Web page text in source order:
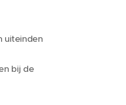
uiteinden
bij de